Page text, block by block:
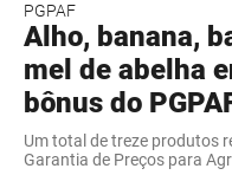
PGPAF
Alho, banana,
mel de abelha
bônus do
Um total de treze produtos
Garantia de Preços para